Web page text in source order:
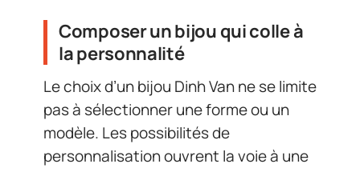
Composer un bijou qui colle à
la personnalité
Le choix d’un bijou Dinh Van ne se limite
pas à sélectionner une forme ou un
modèle. Les possibilités de
personnalisation ouvrent la voie à une